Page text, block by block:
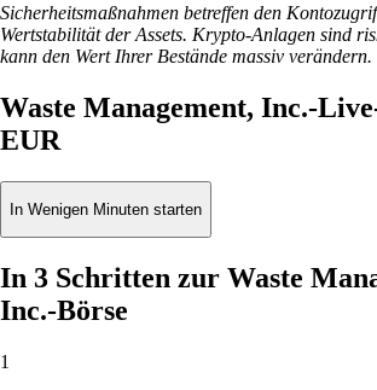
Sicherheitsmaßnahmen betreffen den
Wertstabilität der Assets. Krypto-Anlagen sind
kann den Wert Ihrer Bestände massiv verändern.
Waste Management, Inc.-
EUR
In Wenigen Minuten starten
In 3 Schritten zur Waste
Inc.-Börse
1